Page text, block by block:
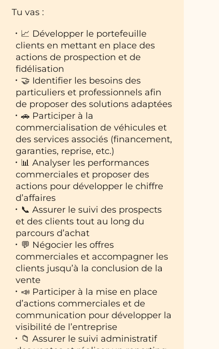
Tu vas :
📈 Développer le portefeuille
clients en mettant en place des
actions de prospection et de
fidélisation
🤝 Identifier les besoins des
particuliers et professionnels afin
de proposer des solutions adaptées
🚗 Participer à la
commercialisation de véhicules et
des services associés (financement,
garanties, reprise, etc.)
📊 Analyser les performances
commerciales et proposer des
actions pour développer le chiffre
d’affaires
📞 Assurer le suivi des prospects
et des clients tout au long du
parcours d’achat
💬 Négocier les offres
commerciales et accompagner les
clients jusqu’à la conclusion de la
vente
📣 Participer à la mise en place
d’actions commerciales et de
communication pour développer la
visibilité de l’entreprise
📁 Assurer le suivi administratif